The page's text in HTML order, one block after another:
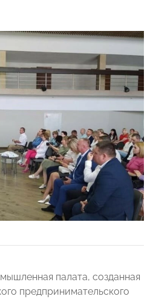
палата, созданная
предпринимательского